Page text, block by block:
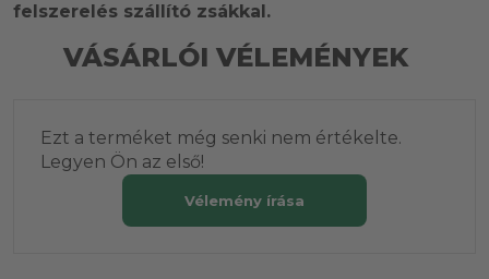
felszerelés szállító zsákkal.
VÁSÁRLÓI VÉLEMÉNYEK
Ezt a terméket még senki nem értékelte.
Legyen Ön az első!
Vélemény írása